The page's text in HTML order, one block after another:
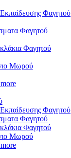
Φαγητού
Φαγητού
Φαγητού
Μωρού
Φαγητού
Φαγητού
Φαγητού
Μωρού